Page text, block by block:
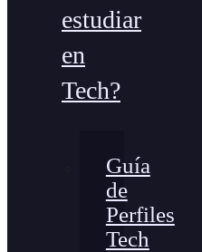
estudiar
en
Tech?
Guía
de
Perfiles
Tech